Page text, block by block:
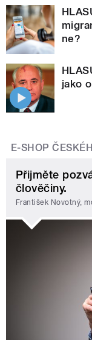
ne?
jako
E-SHOP
Přijměte
člověčiny.
František Novotný,